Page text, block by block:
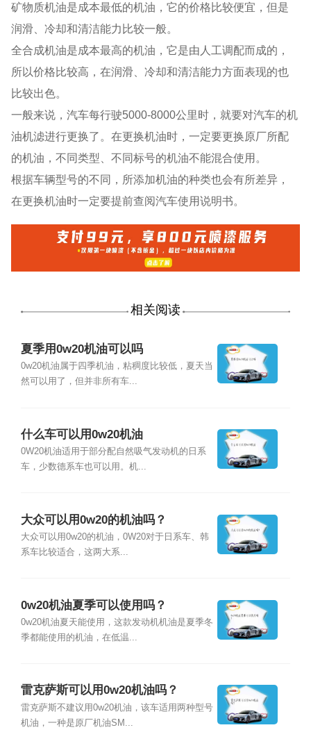
矿物质机油是成本最低的机油，它的价格比较便宜，但是
润滑、冷却和清洁能力比较一般。
全合成机油是成本最高的机油，它是由人工调配而成的，
所以价格比较高，在润滑、冷却和清洁能力方面表现的也
比较出色。
一般来说，汽车每行驶5000-8000公里时，就要对汽车的机
油机滤进行更换了。在更换机油时，一定要更换原厂所配
的机油，不同类型、不同标号的机油不能混合使用。
根据车辆型号的不同，所添加机油的种类也会有所差异，
在更换机油时一定要提前查阅汽车使用说明书。
相关阅读
夏季用0w20机油可以吗
0w20机油属于四季机油，粘稠度比较低，夏天当
然可以用了，但并非所有车...
什么车可以用0w20机油
0W20机油适用于部分配自然吸气发动机的日系
车，少数德系车也可以用。机...
大众可以用0w20的机油吗？
大众可以用0w20的机油，0W20对于日系车、韩
系车比较适合，这两大系...
0w20机油夏季可以使用吗？
0w20机油夏天能使用，这款发动机机油是夏季冬
季都能使用的机油，在低温...
雷克萨斯可以用0w20机油吗？
雷克萨斯不建议用0w20机油，该车适用两种型号
机油，一种是原厂机油SM...